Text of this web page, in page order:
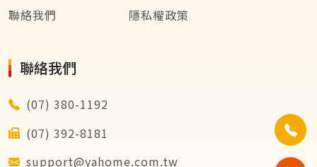
聯絡我們
隱私權政策
聯絡我們
(07) 380-1192
(07) 392-8181
support@yahome.com.tw